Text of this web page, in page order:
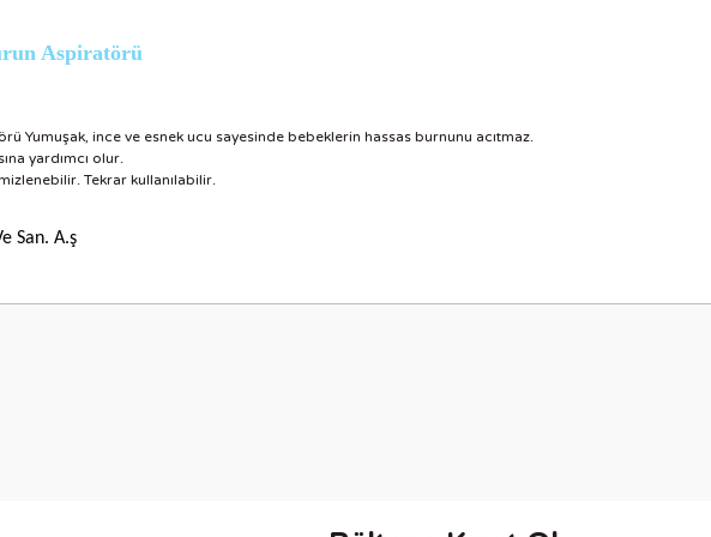
Aspiratörü
Yumuşak, ince ve esnek ucu sayesinde bebeklerin hassas burnunu acıtmaz.
yardımcı olur.
Tekrar kullanılabilir.
San. A.ş